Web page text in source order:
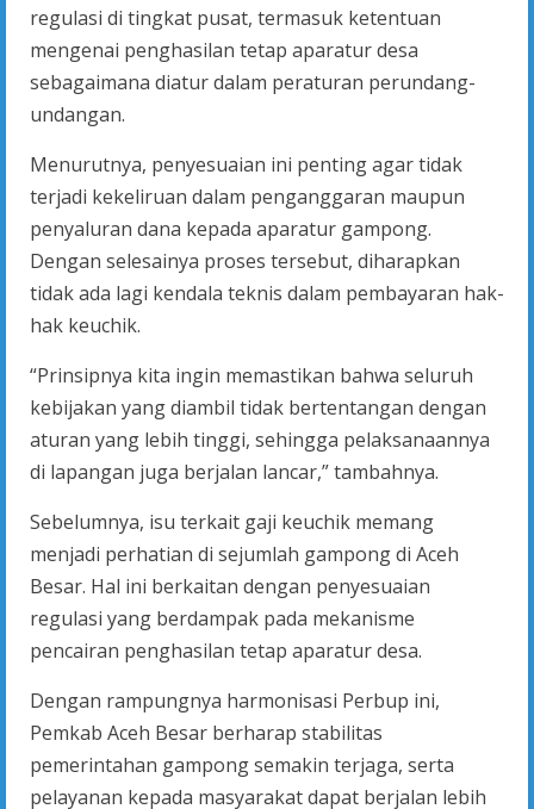
regulasi di tingkat pusat, termasuk ketentuan
mengenai penghasilan tetap aparatur desa
sebagaimana diatur dalam peraturan perundang-
undangan.
Menurutnya, penyesuaian ini penting agar tidak
terjadi kekeliruan dalam penganggaran maupun
penyaluran dana kepada aparatur gampong.
Dengan selesainya proses tersebut, diharapkan
tidak ada lagi kendala teknis dalam pembayaran hak-
hak keuchik.
“Prinsipnya kita ingin memastikan bahwa seluruh
kebijakan yang diambil tidak bertentangan dengan
aturan yang lebih tinggi, sehingga pelaksanaannya
di lapangan juga berjalan lancar,” tambahnya.
Sebelumnya, isu terkait gaji keuchik memang
menjadi perhatian di sejumlah gampong di Aceh
Besar. Hal ini berkaitan dengan penyesuaian
regulasi yang berdampak pada mekanisme
pencairan penghasilan tetap aparatur desa.
Dengan rampungnya harmonisasi Perbup ini,
Pemkab Aceh Besar berharap stabilitas
pemerintahan gampong semakin terjaga, serta
pelayanan kepada masyarakat dapat berjalan lebih